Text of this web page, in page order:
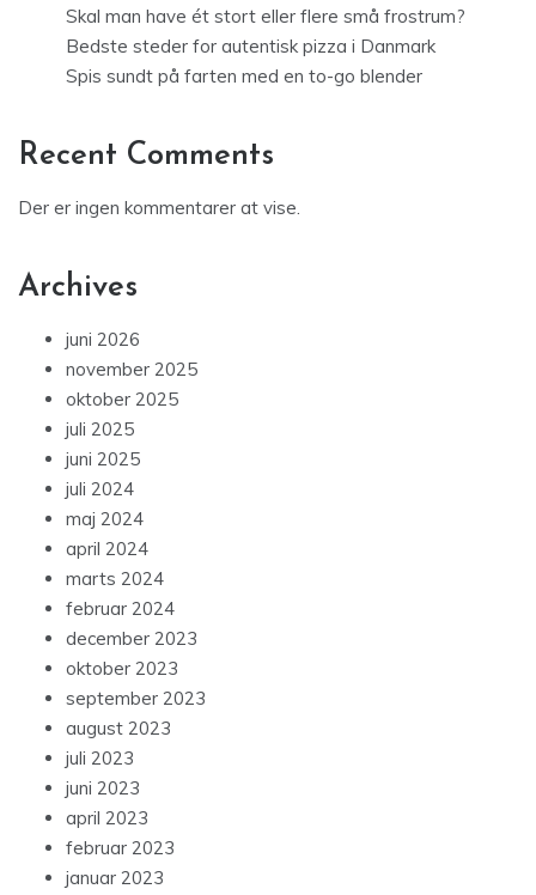
Skal man have ét stort eller flere små frostrum?
Bedste steder for autentisk pizza i Danmark
Spis sundt på farten med en to-go blender
Recent Comments
Der er ingen kommentarer at vise.
Archives
juni 2026
november 2025
oktober 2025
juli 2025
juni 2025
juli 2024
maj 2024
april 2024
marts 2024
februar 2024
december 2023
oktober 2023
september 2023
august 2023
juli 2023
juni 2023
april 2023
februar 2023
januar 2023